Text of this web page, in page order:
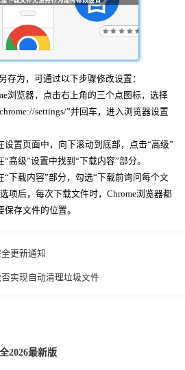
存为，可通过以下步骤修改设置：
浏览器，点击右上角的三个点图标，选择
settings/”并回车，进入浏览器设置
设置页面中，向下滚动到底部，点击“高级”
高级”设置中找到“下载内容”部分。
“下载内容”部分，勾选“下载前询问每个文
项后，每次下载文件时，Chrome浏览器都
存文件的位置。
更新通知
实现自动清理垃圾文件
2026最新版